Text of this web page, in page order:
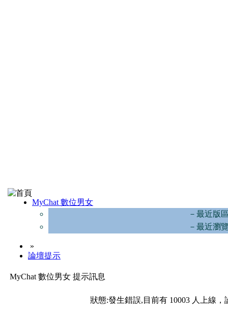
MyChat 數位男女
－最近版
－最近瀏
»
論壇提示
MyChat 數位男女 提示訊息
狀態:發生錯誤,目前有 10003 人上線